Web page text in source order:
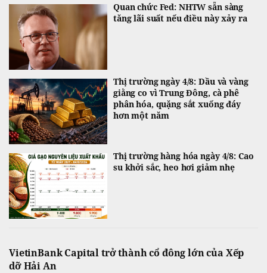
Quan chức Fed: NHTW sẵn sàng
tăng lãi suất nếu điều này xảy ra
Thị trường ngày 4/8: Dầu và vàng
giằng co vì Trung Đông, cà phê
phân hóa, quặng sắt xuống đáy
hơn một năm
Thị trường hàng hóa ngày 4/8: Cao
su khởi sắc, heo hơi giảm nhẹ
VietinBank Capital trở thành cổ đông lớn của Xếp
dỡ Hải An